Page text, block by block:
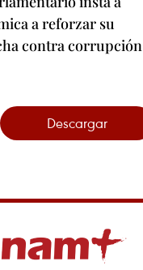
a reforzar su
contra corrupción
Descargar